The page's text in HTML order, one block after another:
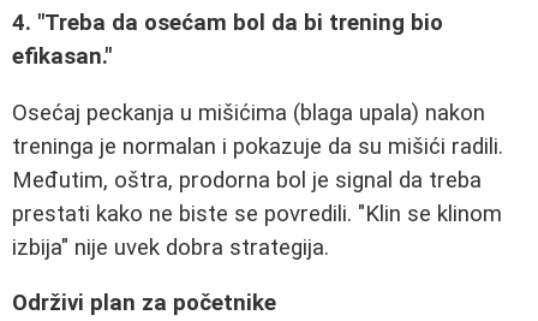
4. "Treba da osećam bol da bi trening bio
efikasan."
Osećaj peckanja u mišićima (blaga upala) nakon
treninga je normalan i pokazuje da su mišići radili.
Međutim, oštra, prodorna bol je signal da treba
prestati kako ne biste se povredili. "Klin se klinom
izbija" nije uvek dobra strategija.
Održivi plan za početnike